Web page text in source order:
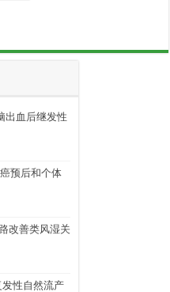
出血后继发性
预后和个体
改善类风湿关
发性自然流产